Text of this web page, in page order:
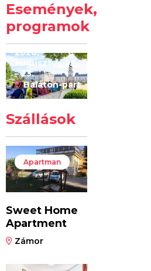
Események,
programok
Kilóméterek
2026
2026.
augusztus 22
– 23.
Balaton-part
Szállások
Apartman
Sweet Home
Apartment
Zámor